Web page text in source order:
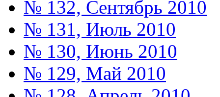
№ 132, Сентябрь 2010
№ 131, Июль 2010
№ 130, Июнь 2010
№ 129, Май 2010